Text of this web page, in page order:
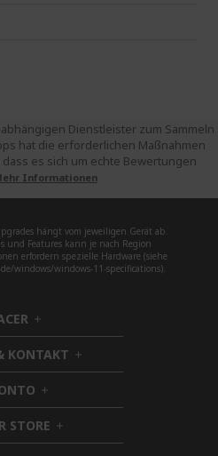
Dienstleister zum Sammeln
hat die erforderlichen Maßnahmen
es sich um echte Bewertungen
Informationen
hängt vom jeweiligen Gerät ab.
und Features kann je nach Region
erfordern spezielle Hardware (siehe
windows/windows-11-specifications).
h
i
d
d
e
n
KONTAKT h
i
d
n
h
i
d
d
STORE h
i